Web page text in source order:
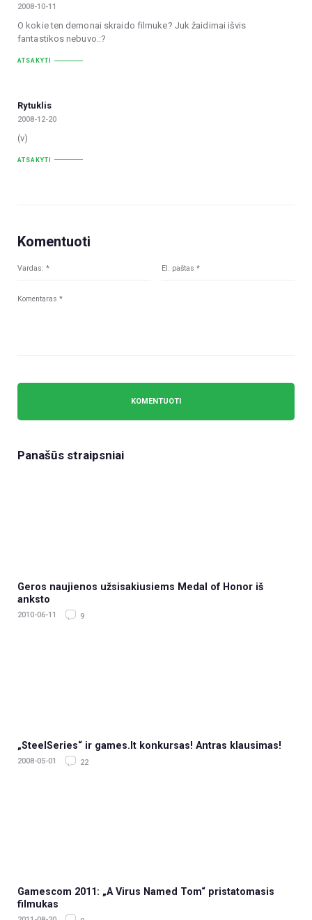
2008-10-11
O kokie ten demonai skraido filmuke? Juk žaidimai išvis
fantastikos nebuvo.:?
ATSAKYTI
Rytuklis
2008-12-20
(v)
ATSAKYTI
Komentuoti
Panašūs straipsniai
Geros naujienos užsisakiusiems Medal of Honor iš
anksto
2010-06-11 9
„SteelSeries“ ir games.lt konkursas! Antras klausimas!
2008-05-01 22
Gamescom 2011: „A Virus Named Tom“ pristatomasis
filmukas